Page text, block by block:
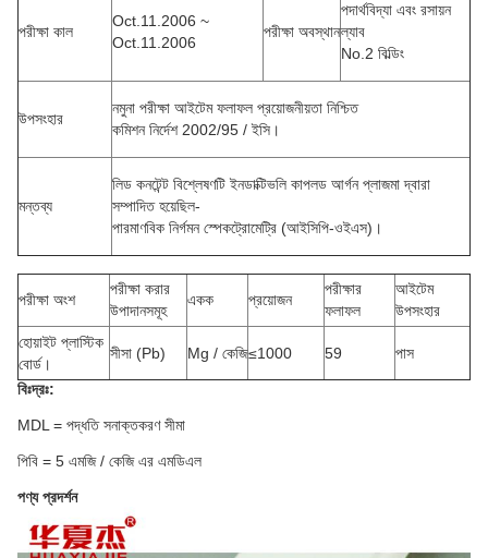
পরীক্ষা কাল
Oct.11.2006 ~
Oct.11.2006
পরীক্ষা অবস্থান
পদার্থবিদ্যা এবং রসায়ন
ল্যাব
No.2 বিল্ডিং
উপসংহার
নমুনা পরীক্ষা আইটেম ফলাফল প্রয়োজনীয়তা নিশ্চিত
কমিশন নির্দেশ 2002/95 / ইসি।
মন্তব্য
লিড কনটেন্ট বিশ্লেষণটি ইনডাক্টিভলি কাপলড আর্গন প্লাজমা দ্বারা
সম্পাদিত হয়েছিল-
পারমাণবিক নির্গমন স্পেকট্রোমেট্রি (আইসিপি-ওইএস)।
পরীক্ষা অংশ
পরীক্ষা করার
উপাদানসমূহ
একক প্রয়োজন
পরীক্ষার
ফলাফল
আইটেম
উপসংহার
হোয়াইট প্লাস্টিক
বোর্ড।
সীসা (Pb) Mg / কেজি≤1000 59 পাস
বিঃদ্রঃ:
MDL = পদ্ধতি সনাক্তকরণ সীমা
পিবি = 5 এমজি / কেজি এর এমডিএল
পণ্য প্রদর্শন